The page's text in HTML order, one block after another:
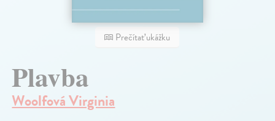
Prečítať ukážku
Plavba
Woolfová Virginia